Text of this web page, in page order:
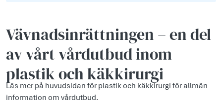
Vävnadsinrättningen – en del
av vårt vårdutbud inom
plastik och käkkirurgi
Läs mer på huvudsidan för plastik och käkkirurgi för allmän
information om vårdutbud.